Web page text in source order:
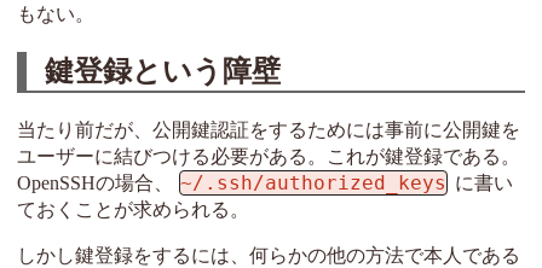
もない。
鍵登録という障壁
当たり前だが、公開鍵認証をするためには事前に公開鍵を
ユーザーに結びつける必要がある。これが鍵登録である。
OpenSSHの場合、
~/.ssh/authorized_keys に書い
ておくことが求められる。
しかし鍵登録をするには、何らかの他の方法で本人である